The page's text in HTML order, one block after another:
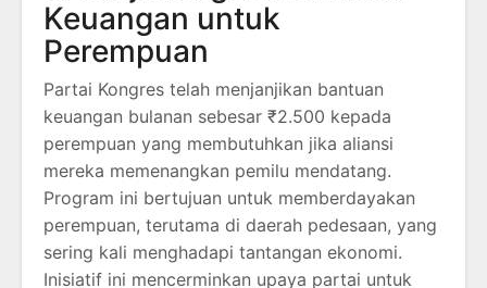
Keuangan untuk
Perempuan
Partai Kongres telah menjanjikan bantuan
keuangan bulanan sebesar ₹2.500 kepada
perempuan yang membutuhkan jika aliansi
mereka memenangkan pemilu mendatang.
Program ini bertujuan untuk memberdayakan
perempuan, terutama di daerah pedesaan, yang
sering kali menghadapi tantangan ekonomi.
Inisiatif ini mencerminkan upaya partai untuk